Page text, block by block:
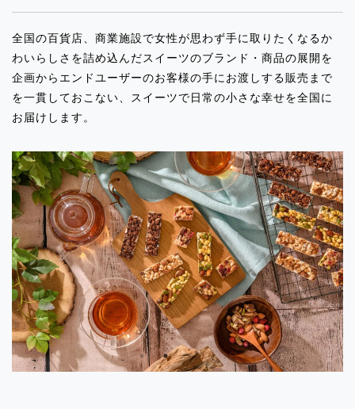
イベント出店のお知らせ「マルイファミ
リー溝の口」
2024.09.27
イベント出店のお知らせ「エルミロード
2024.09.27
イベント出店のお知らせ「伊勢丹浦和
店」
2024.09.27
イベント出店のお知らせ「北千住マル
イ」
2024.09.27
イベント出店のお知らせ「上野松坂屋(パ
ンダフェス)」
全国の百貨店、商業施設で女性が思わず手に取りたくなるか
わいらしさを詰め込んだスイーツのブランド・商品の展開を
企画からエンドユーザーのお客様の手にお渡しする販売まで
を一貫しておこない、スイーツで日常の小さな幸せを全国に
お届けします。